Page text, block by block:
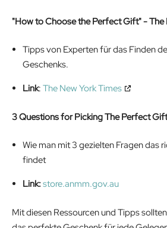
"How to Choose the Perfect Gift" - The
Tipps von Experten für das Finden
Geschenks.
Link: The New York Times
3 Questions for Picking The Perfect Gift
Wie man mit 3 gezielten Fragen das
findet
Link:store.anmm.gov.au
Mit diesen Ressourcen und Tipps